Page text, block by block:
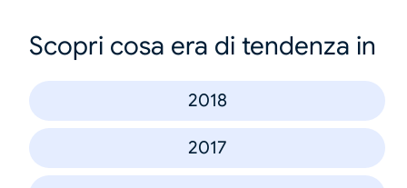
Scopri cosa era di tendenza in
2018
2017